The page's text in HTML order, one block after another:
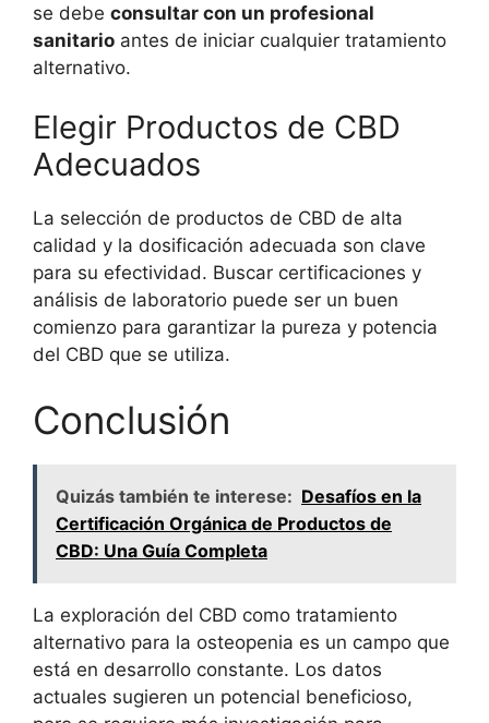
se debe consultar con un profesional
sanitario antes de iniciar cualquier tratamiento
alternativo.
Elegir Productos de CBD
Adecuados
La selección de productos de CBD de alta
calidad y la dosificación adecuada son clave
para su efectividad. Buscar certificaciones y
análisis de laboratorio puede ser un buen
comienzo para garantizar la pureza y potencia
del CBD que se utiliza.
Conclusión
Quizás también te interese: Desafíos en la
Certificación Orgánica de Productos de
CBD: Una Guía Completa
La exploración del CBD como tratamiento
alternativo para la osteopenia es un campo que
está en desarrollo constante. Los datos
actuales sugieren un potencial beneficioso,